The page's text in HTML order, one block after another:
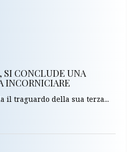
SI CONCLUDE UNA
INCORNICIARE
il traguardo della sua terza...